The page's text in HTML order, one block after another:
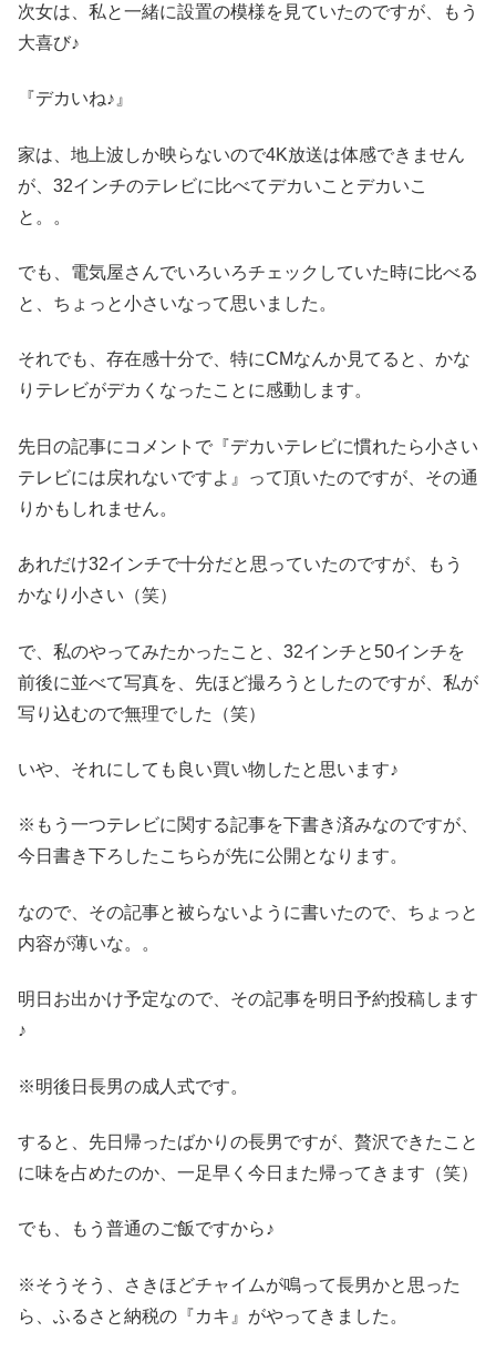
次女は、私と一緒に設置の模様を見ていたのですが、もう
大喜び♪
『デカいね♪』
家は、地上波しか映らないので4K放送は体感できません
が、32インチのテレビに比べてデカいことデカいこ
と。。
でも、電気屋さんでいろいろチェックしていた時に比べる
と、ちょっと小さいなって思いました。
それでも、存在感十分で、特にCMなんか見てると、かな
りテレビがデカくなったことに感動します。
先日の記事にコメントで『デカいテレビに慣れたら小さい
テレビには戻れないですよ』って頂いたのですが、その通
りかもしれません。
あれだけ32インチで十分だと思っていたのですが、もう
かなり小さい（笑）
で、私のやってみたかったこと、32インチと50インチを
前後に並べて写真を、先ほど撮ろうとしたのですが、私が
写り込むので無理でした（笑）
いや、それにしても良い買い物したと思います♪
※もう一つテレビに関する記事を下書き済みなのですが、
今日書き下ろしたこちらが先に公開となります。
なので、その記事と被らないように書いたので、ちょっと
内容が薄いな。。
明日お出かけ予定なので、その記事を明日予約投稿します
♪
※明後日長男の成人式です。
すると、先日帰ったばかりの長男ですが、贅沢できたこと
に味を占めたのか、一足早く今日また帰ってきます（笑）
でも、もう普通のご飯ですから♪
※そうそう、さきほどチャイムが鳴って長男かと思った
ら、ふるさと納税の『カキ』がやってきました。